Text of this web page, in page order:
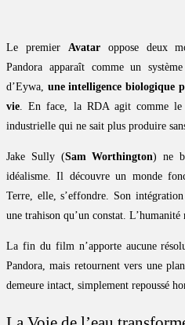
Le premier Avataroppose deux
Pandora apparaît comme un
d’Eywa, une intelligence biologique
vie . En face, la RDA agit comme le
industrielle qui ne sait plus produire
Jake Sully (Sam Worthington) ne
idéalisme. Il découvre un monde
Terre, elle, s’effondre. Son
une trahison qu’un constat. L’humanité
La fin du film n’apporte aucune
Pandora, mais retournent vers une
demeure intact, simplement repoussé